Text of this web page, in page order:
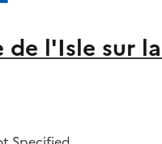
de l'Isle sur